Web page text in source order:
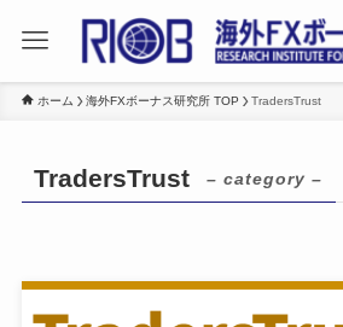
ホーム 海外FXボーナス研究所 TOP TradersTrust
TradersTrust – category –